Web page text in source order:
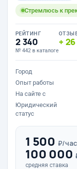
Стремлюсь к
РЕЙТИНГ
2 340
№ 442 в каталоге
26
Город
Опыт работы
На сайте с
Юридический
статус
1 500 ₽/час
100 000
средняя ставка